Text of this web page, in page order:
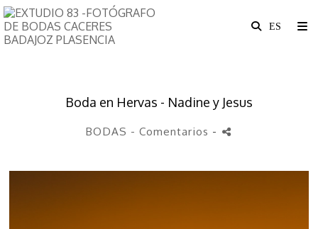
Boda en Hervas - Nadine y Jesus
BODAS - Comentarios -